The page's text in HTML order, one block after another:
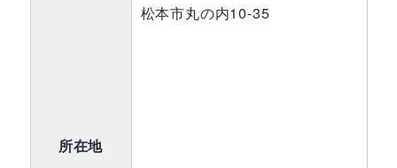
所在地
松本市丸の内10-35